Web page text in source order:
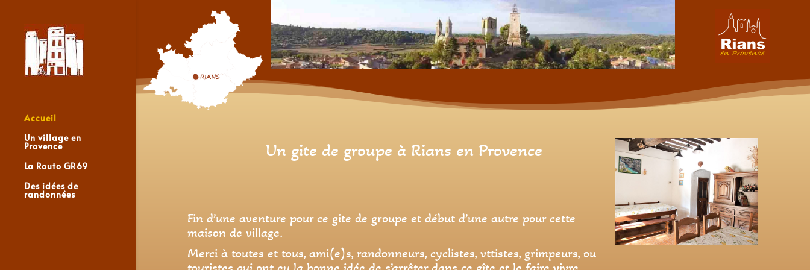
Accueil
Un village en
Provence
La Routo GR69
Des idées de
randonnées
Un gite de groupe à Rians en Provence
Fin d’une aventure pour ce gite de groupe et début d’une autre pour cette
maison de village.
Merci à toutes et tous, ami(e)s, randonneurs, cyclistes, vttistes, grimpeurs, ou